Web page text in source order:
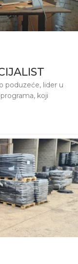
poduzeće, lider u
koji